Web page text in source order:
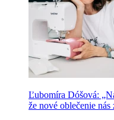
Ľubomíra Dóšová:
že nové oblečenie nás